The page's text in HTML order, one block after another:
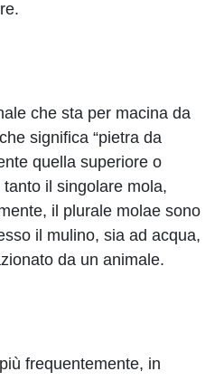
che sta per macina da
significa “pietra da
quella superiore o
il singolare mola,
il plurale molae sono
il mulino, sia ad acqua,
da un animale.
frequentemente, in